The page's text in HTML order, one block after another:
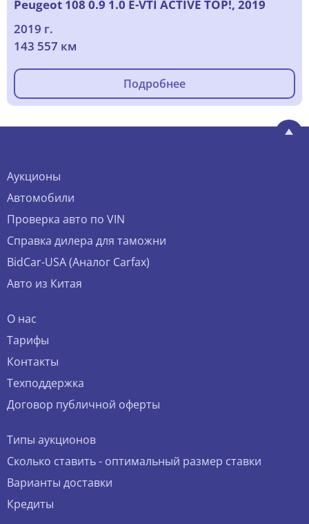
Peugeot 108 0.9 1.0 E-VTI ACTIVE TOP!, 2019
2019 г.
143 557 км
Подробнее
Аукционы
Автомобили
Проверка авто по VIN
Справка дилера для таможни
BidCar-USA (Аналог Carfax)
Авто из Китая
О нас
Тарифы
Контакты
Техподдержка
Договор публичной оферты
Типы аукционов
Сколько ставить - оптимальный размер ставки
Варианты доставки
Кредиты